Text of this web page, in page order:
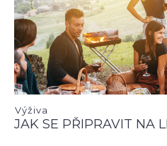
Výživa
JAK SE PŘIPRAVIT NA